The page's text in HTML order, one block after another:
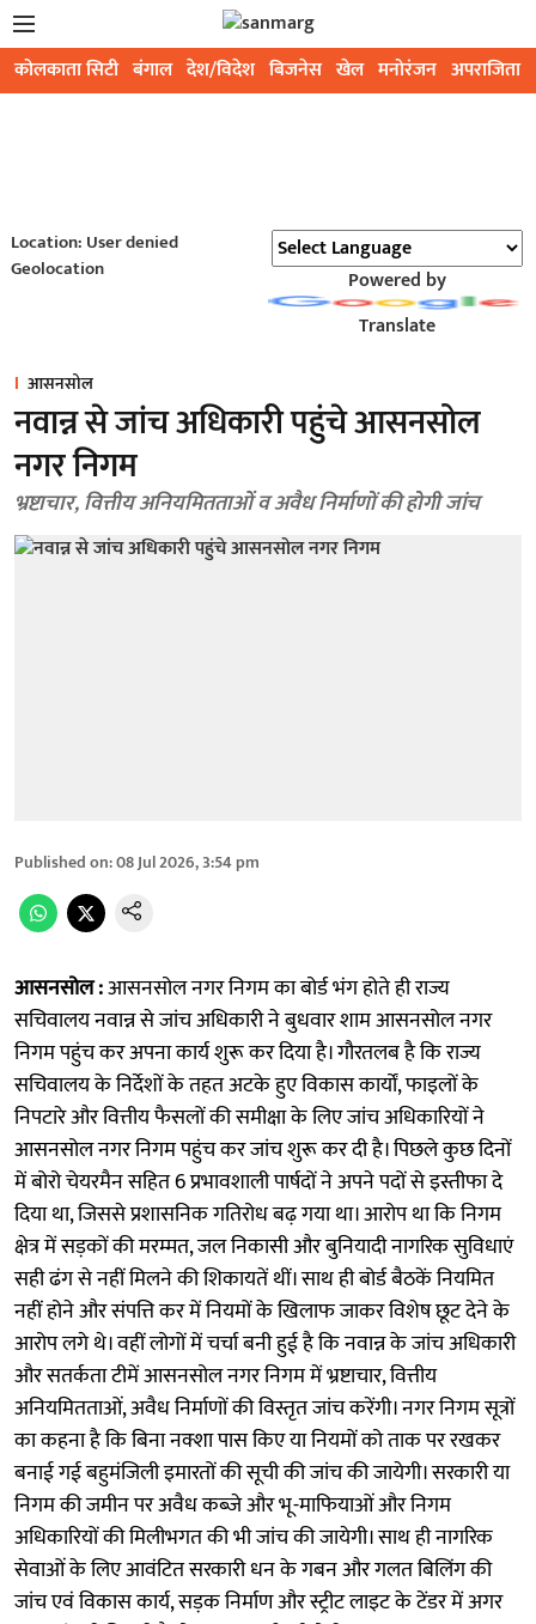
कोलकाता सिटी बंगाल देश/विदेश बिजनेस खेल मनोरंजन अपराजिता
Location: User denied
Geolocation
Powered by
Translate
आसनसोल
नवान्न से जांच अधिकारी पहुंचे आसनसोल
नगर निगम
भ्रष्टाचार, वित्तीय अनियमितताओं व अवैध निर्माणों की होगी जांच
Published on:08 Jul 2026, 3:54 pm
आसनसोल :आसनसोल नगर निगम का बोर्ड भंग होते ही राज्य
सचिवालय नवान्न से जांच अधिकारी ने बुधवार शाम आसनसोल नगर
निगम पहुंच कर अपना कार्य शुरू कर दिया है। गौरतलब है कि राज्य
सचिवालय के निर्देशों के तहत अटके हुए विकास कार्यों, फाइलों के
निपटारे और वित्तीय फैसलों की समीक्षा के लिए जांच अधिकारियों ने
आसनसोल नगर निगम पहुंच कर जांच शुरू कर दी है। पिछले कुछ दिनों
में बोरो चेयरमैन सहित 6 प्रभावशाली पार्षदों ने अपने पदों से इस्तीफा दे
दिया था, जिससे प्रशासनिक गतिरोध बढ़ गया था। आरोप था कि निगम
क्षेत्र में सड़कों की मरम्मत, जल निकासी और बुनियादी नागरिक सुविधाएं
सही ढंग से नहीं मिलने की शिकायतें थीं। साथ ही बोर्ड बैठकें नियमित
नहीं होने और संपत्ति कर में नियमों के खिलाफ जाकर विशेष छूट देने के
आरोप लगे थे। वहीं लोगों में चर्चा बनी हुई है कि नवान्न के जांच अधिकारी
और सतर्कता टीमें आसनसोल नगर निगम में भ्रष्टाचार, वित्तीय
अनियमितताओं, अवैध निर्माणों की विस्तृत जांच करेंगी। नगर निगम सूत्रों
का कहना है कि बिना नक्शा पास किए या नियमों को ताक पर रखकर
बनाई गई बहुमंजिली इमारतों की सूची की जांच की जायेगी। सरकारी या
निगम की जमीन पर अवैध कब्जे और भू-माफियाओं और निगम
अधिकारियों की मिलीभगत की भी जांच की जायेगी। साथ ही नागरिक
सेवाओं के लिए आवंटित सरकारी धन के गबन और गलत बिलिंग की
जांच एवं विकास कार्य, सड़क निर्माण और स्ट्रीट लाइट के टेंडर में अगर